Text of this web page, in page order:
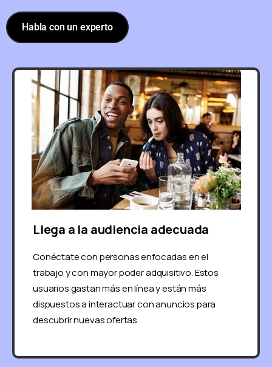
Habla con un experto
Llega a la audiencia adecuada
Conéctate con personas enfocadas en el
trabajo y con mayor poder adquisitivo. Estos
usuarios gastan más en línea y están más
dispuestos a interactuar con anuncios para
descubrir nuevas ofertas.